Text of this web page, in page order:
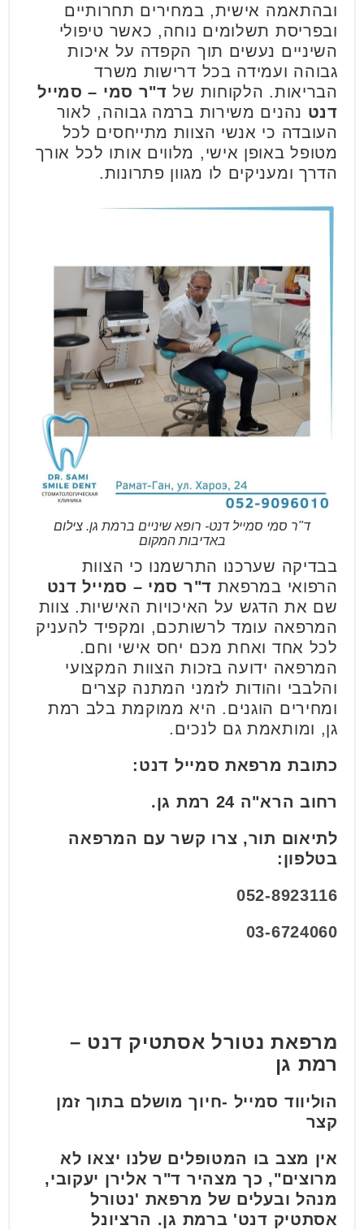
ובהתאמה אישית, במחירים תחרותיים
ובפריסת תשלומים נוחה, כאשר טיפולי
השיניים נעשים תוך הקפדה על איכות
גבוהה ועמידה בכל דרישות משרד
הבריאות. הלקוחות של ד"ר סמי – סמייל
דנט נהנים משירות ברמה גבוהה, לאור
העובדה כי אנשי הצוות מתייחסים לכל
מטופל באופן אישי, מלווים אותו לכל אורך
הדרך ומעניקים לו מגוון פתרונות.
ד"ר סמי סמייל דנט- רופא שיניים ברמת גן. צילום
באדיבות המקום
בבדיקה שערכנו התרשמנו כי הצוות
הרפואי במרפאת ד"ר סמי – סמייל דנט
שם את הדגש על האיכויות האישיות. צוות
המרפאה עומד לרשותכם, ומקפיד להעניק
לכל אחד ואחת מכם יחס אישי וחם.
המרפאה ידועה בזכות הצוות המקצועי
והלבבי והודות לזמני המתנה קצרים
ומחירים הוגנים. היא ממוקמת בלב רמת
גן, ומותאמת גם לנכים.
כתובת מרפאת סמייל דנט:
רחוב הרא"ה 24 רמת גן.
לתיאום תור, צרו קשר עם המרפאה
בטלפון:
052-8923116
03-6724060
מרפאת נטורל אסתטיק דנט –
רמת גן
הוליווד סמייל -חיוך מושלם בתוך זמן
קצר
אין מצב בו המטופלים שלנו יצאו לא
מרוצים", כך מצהיר ד"ר אלירן יעקובי,
מנהל ובעלים של מרפאת 'נטורל
אסתטיק דנט' ברמת גן. הרציונל